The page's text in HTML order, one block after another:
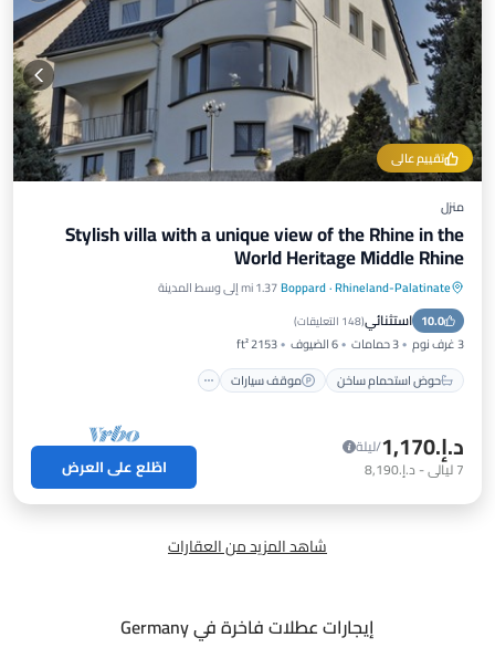
تقييم عالي
منزل
Stylish villa with a unique view of the Rhine in the
World Heritage Middle Rhine
Rhineland-Palatinate
·
Boppard1.37 mi إلى وسط المدينة
10.0 استثنائي(148 التعليقات )
3 غرف نوم 3 حمامات 6 الضيوف
2153 ft²
حوض استحمام ساخن
موقف سيارات
حوض استحمام ساخن
موقف سيارات
إطلالة على المحيط
د.إ.‏1,170
/ليلة
7ليالي- د.إ.‏8,190 اطّلع على العرض
شاهد المزيد من العقارات
إيجارات عطلات فاخرة في Germany